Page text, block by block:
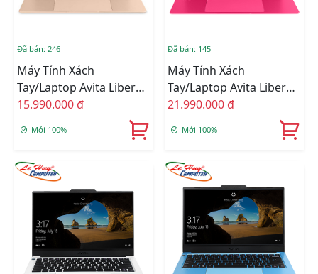
Đã bán: 246
Máy Tính Xách
Tay/Laptop Avita Liber
V14 NS14A8VNW561-
3700U/8GB/512GB
ON/Win10/Gold)
15.990.000 đ
Mới 100%
Đã bán: 145
Máy Tính Xách
Tay/Laptop Avita Liber
V14 NS14A8VNR571-URB
SSD/14
21.990.000 đ
Mới 100%